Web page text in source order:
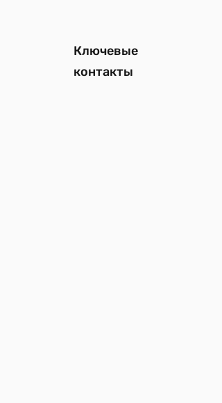
Ключевые
контакты